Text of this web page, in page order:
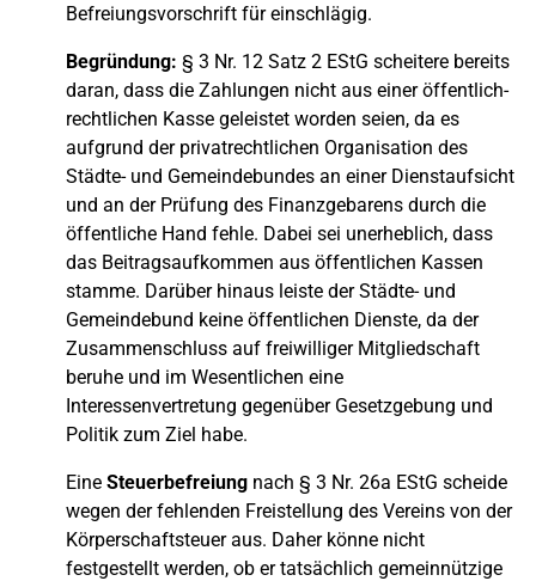
Befreiungsvorschrift für einschlägig.
Begründung: § 3 Nr. 12 Satz 2 EStG scheitere bereits
daran, dass die Zahlungen nicht aus einer öffentlich-
rechtlichen Kasse geleistet worden seien, da es
aufgrund der privatrechtlichen Organisation des
Städte- und Gemeindebundes an einer Dienstaufsicht
und an der Prüfung des Finanzgebarens durch die
öffentliche Hand fehle. Dabei sei unerheblich, dass
das Beitragsaufkommen aus öffentlichen Kassen
stamme. Darüber hinaus leiste der Städte- und
Gemeindebund keine öffentlichen Dienste, da der
Zusammenschluss auf freiwilliger Mitgliedschaft
beruhe und im Wesentlichen eine
Interessenvertretung gegenüber Gesetzgebung und
Politik zum Ziel habe.
Eine Steuerbefreiung nach § 3 Nr. 26a EStG scheide
wegen der fehlenden Freistellung des Vereins von der
Körperschaftsteuer aus. Daher könne nicht
festgestellt werden, ob er tatsächlich gemeinnützige